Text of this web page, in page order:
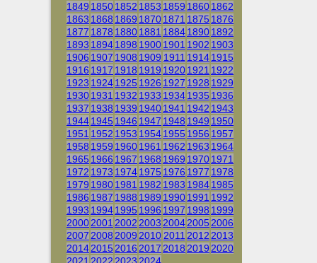
1849 18501852 1853 1859 18601862
1863 1868 1869 18701871 1875 1876
1877 1878 18801881 188418901892
1893 18941898 19001901 1902 1903
1906 1907 1908 1909 1911 19141915
1916 1917 1918 1919 19201921 1922
1923 19241925 1926 1927 1928 1929
19301931 1932 1933 19341935 1936
1937 1938 1939 19401941 1942 1943
19441945 1946 1947 1948 1949 1950
1951 1952 1953 19541955 1956 1957
1958 1959 19601961 1962 1963 1964
1965 1966 1967 1968 1969 19701971
1972 1973 19741975 1976 1977 1978
1979 19801981 1982 1983 19841985
1986 1987 1988 1989 19901991 1992
1993 19941995 1996 1997 1998 1999
20002001 2002 2003 20042005 2006
2007 2008 2009 2010 2011 2012 2013
20142015 2016 2017 2018 2019 2020